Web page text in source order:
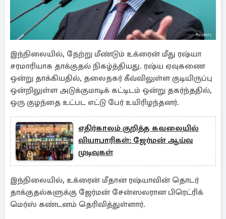
இந்நிலையில், நேற்று மீண்டும் உக்ரைன் மீது ரஷ்யா
சரமாரியாக தாக்குதல் நிகழ்த்தியது. ரஷ்ய ஏவுகணை
ஒன்று தாக்கியதில், தலைநகர் கீவ்விலுள்ள குடியிருப்பு
ஒன்றிலுள்ள அடுக்குமாடிக் கட்டிடம் ஒன்று தகர்ந்ததில்,
ஒரு குழந்தை உட்பட எட்டு பேர் உயிரிழந்தனர்.
எதிர்காலம் குறித்த கவலையில்
வியாபாரிகள்: ஜேர்மன் ஆய்வு
முடிவுகள்
இந்நிலையில், உக்ரைன் மீதான ரஷ்யாவின் தொடர்
தாக்குதல்களுக்கு ஜேர்மன் சேன்ஸலரான பிரெட்ரிக்
மெர்ஸ் கண்டனம் தெரிவித்துள்ளார்.